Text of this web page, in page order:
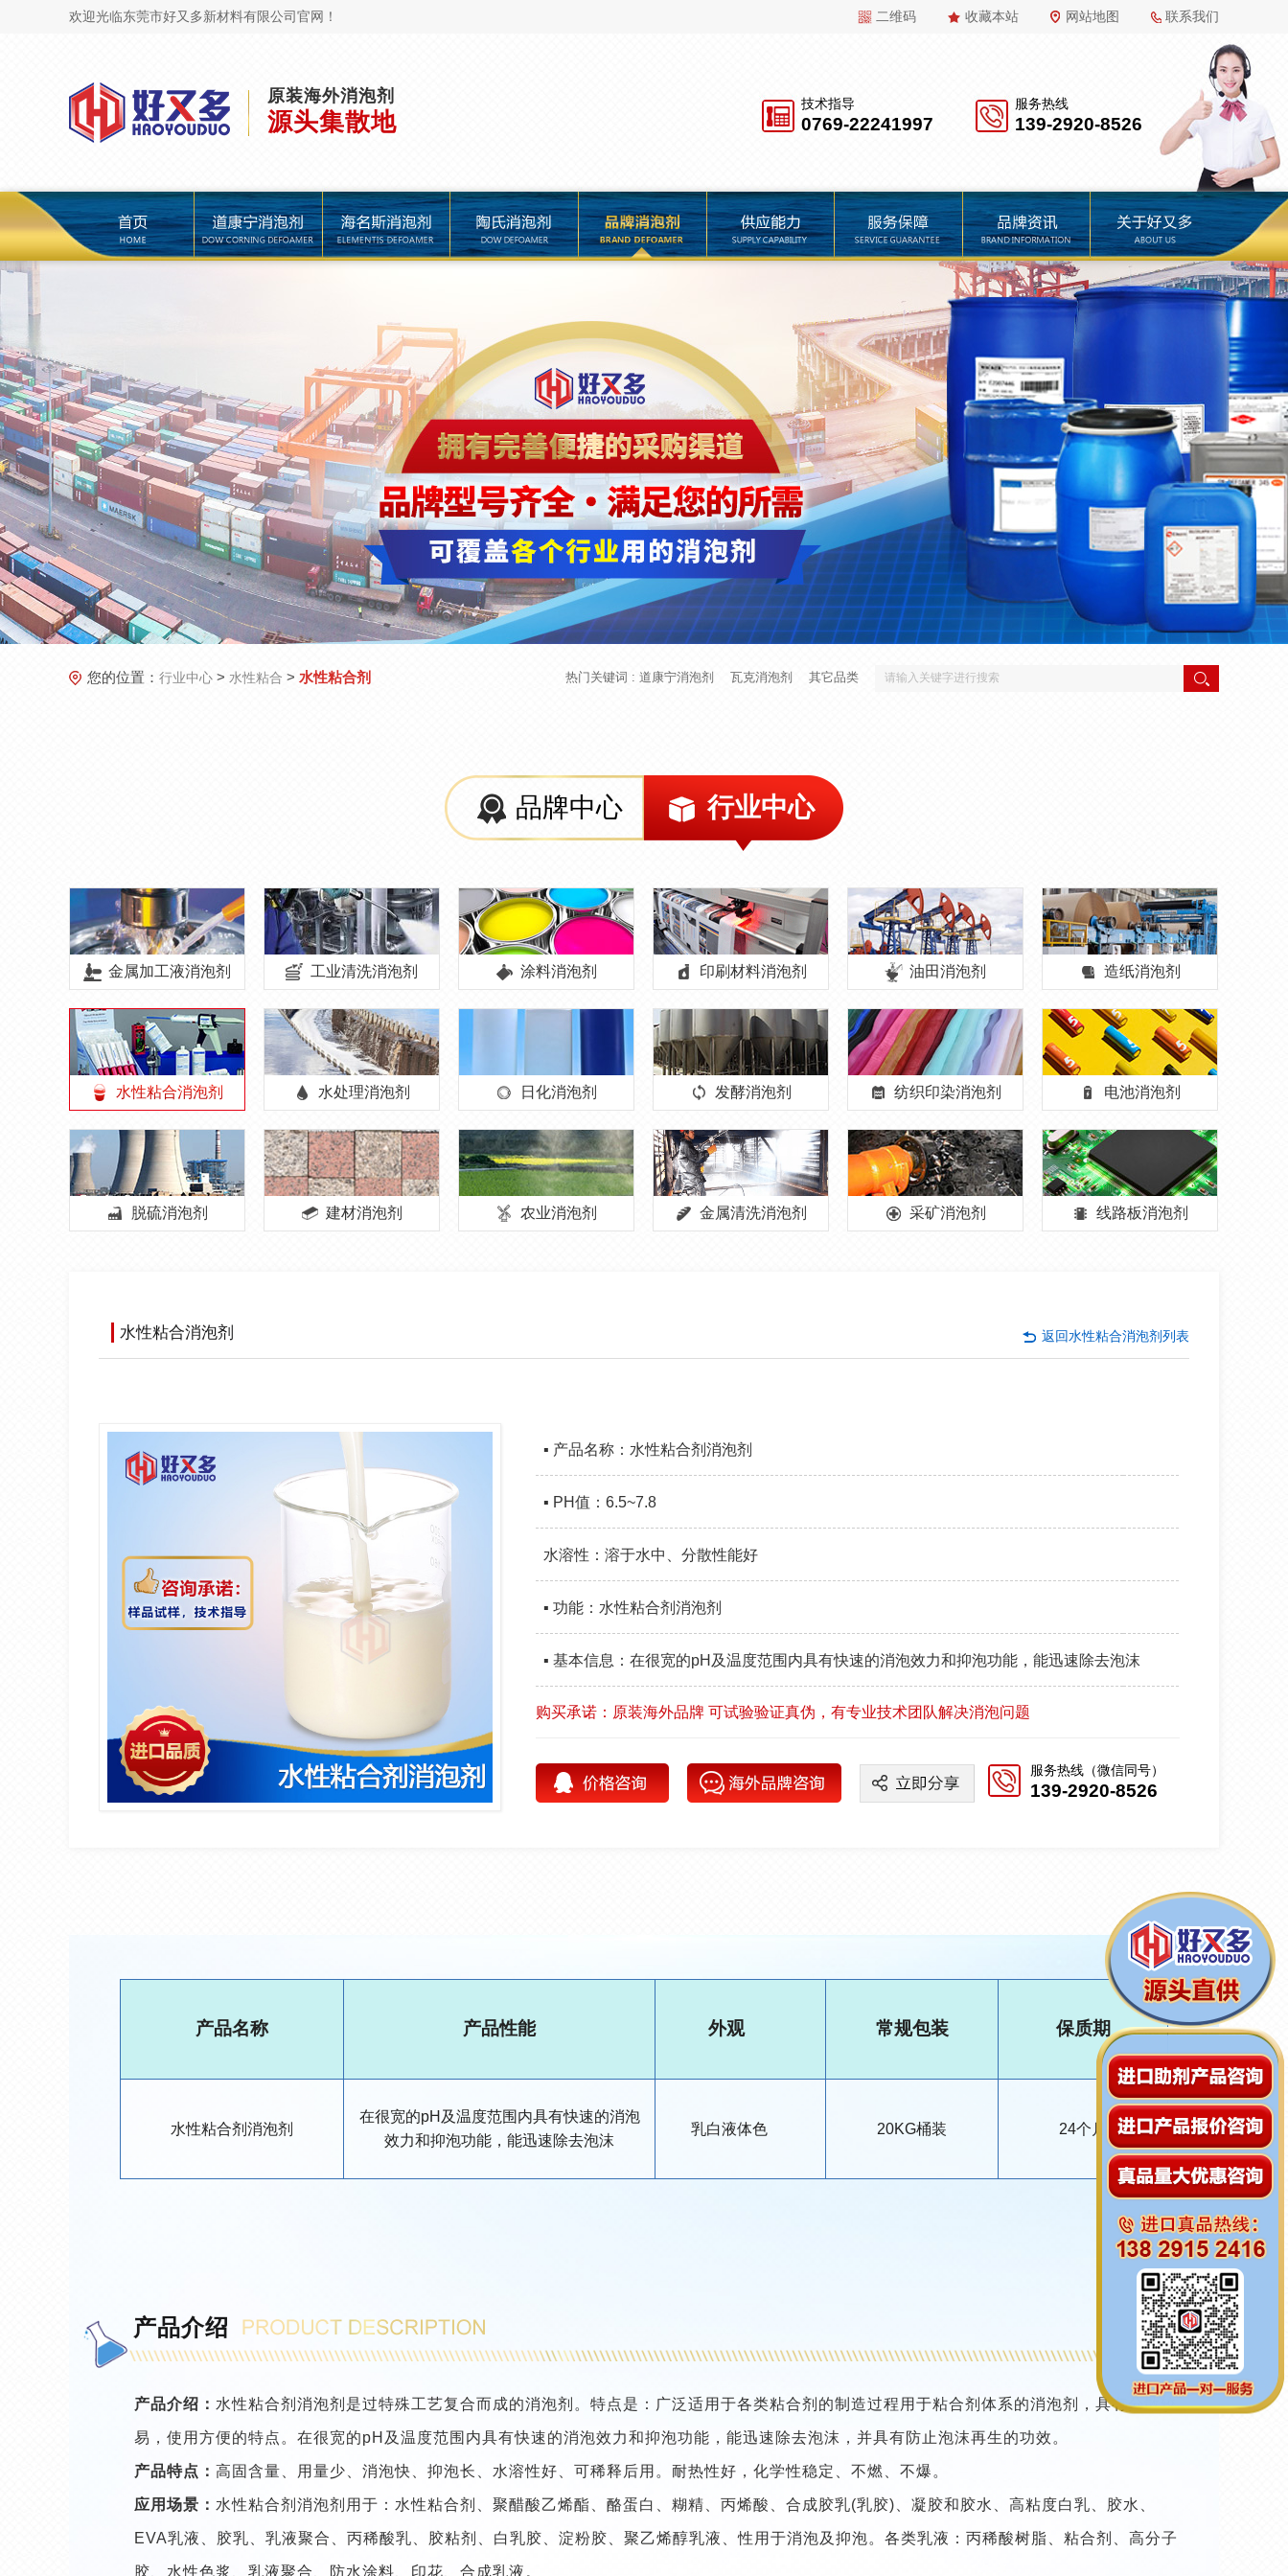
欢迎光临东莞市好又多新材料有限公司官网！ 二维码 收藏本站 网站地图 联系我们
原装海外消泡剂
源头集散地
技术指导
0769-22241997
服务热线
139-2920-8526
道康宁消泡剂 海名斯消泡剂 陶氏消泡剂 品牌消泡剂 供应能力 服务保障 品牌资讯 关于好又多
您的位置： 行业中心 > 水性粘合 > 水性粘合剂 热门关键词 : 道康宁消泡剂 瓦克消泡剂 其它品类
品牌中心 行业中心
金属加工液消泡剂 工业清洗消泡剂 涂料消泡剂 印刷材料消泡剂 油田消泡剂 造纸消泡剂
水性粘合消泡剂 水处理消泡剂 日化消泡剂 发酵消泡剂 纺织印染消泡剂 电池消泡剂
脱硫消泡剂 建材消泡剂 农业消泡剂 金属清洗消泡剂 采矿消泡剂 线路板消泡剂
水性粘合消泡剂 返回水性粘合消泡剂列表
▪ 产品名称：水性粘合剂消泡剂
▪ PH值：6.5~7.8
水溶性：溶于水中、分散性能好
▪ 功能：水性粘合剂消泡剂
▪ 基本信息：在很宽的pH及温度范围内具有快速的消泡效力和抑泡功能，能迅速除去泡沫
购买承诺：原装海外品牌 可试验验证真伪，有专业技术团队解决消泡问题
服务热线（微信同号）
139-2920-8526
产品名称 产品性能 外观 常规包装 保质期
水性粘合剂消泡剂
在很宽的pH及温度范围内具有快速的消泡
效力和抑泡功能，能迅速除去泡沫
乳白液体色 20KG桶装 24个月
产品介绍
产品介绍： 水性粘合剂消泡剂是过特殊工艺复合而成的消泡剂。特点是：广泛适用于各类粘合剂的制造过程用于粘合剂体系的消泡剂，具有分散较
易，使用方便的特点。在很宽的pH及温度范围内具有快速的消泡效力和抑泡功能，能迅速除去泡沫，并具有防止泡沫再生的功效。
产品特点： 高固含量、用量少、消泡快、抑泡长、水溶性好、可稀释后用。 耐热性好，化学性稳定、不燃、不爆。
应用场景： 水性粘合剂消泡剂用于：水性粘合剂、聚醋酸乙烯酯、酪蛋白、糊精、丙烯酸、合成胶乳(乳胶)、凝胶和胶水、高粘度白乳、胶水、
EVA乳液、胶乳、乳液聚合、丙稀酸乳、胶粘剂、白乳胶、淀粉胶、聚乙烯醇乳液、性用于消泡及抑泡。各类乳液：丙稀酸树脂、粘合剂、高分子
胶、水性色浆、乳液聚合、防水涂料、印花、合成乳液。